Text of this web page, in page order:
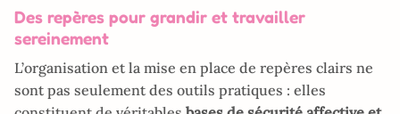
Des repères pour grandir et travailler
sereinement
L’organisation et la mise en place de repères clairs ne
sont pas seulement des outils pratiques : elles